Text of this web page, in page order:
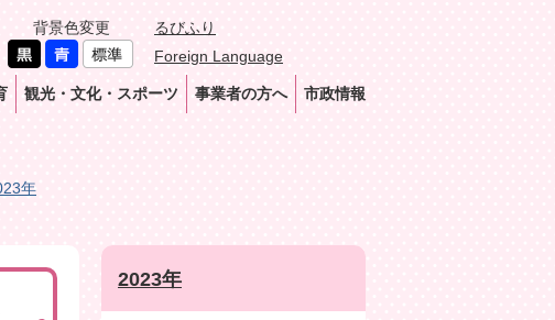
背景色変更
るびふり
Foreign Language
観光・文化・スポーツ 事業者の方へ 市政情報
年
2023年